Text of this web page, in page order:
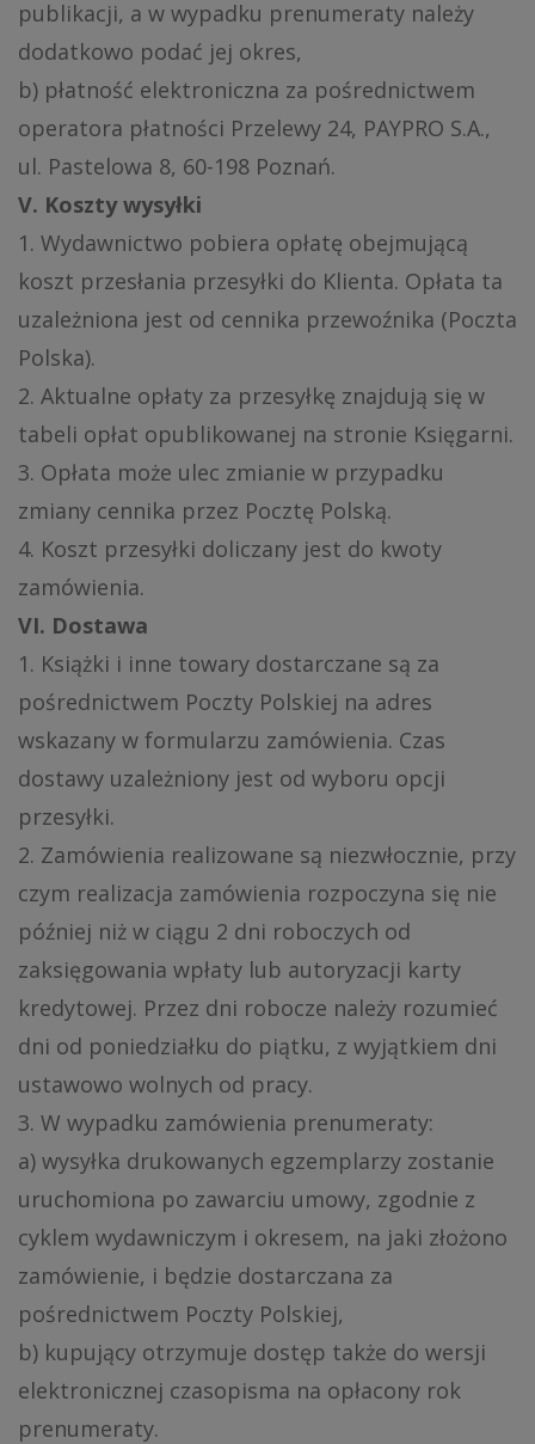
publikacji, a w wypadku prenumeraty należy
dodatkowo podać jej okres,
b) płatność elektroniczna za pośrednictwem
operatora płatności Przelewy 24, PAYPRO S.A.,
ul. Pastelowa 8, 60-198 Poznań.
V. Koszty wysyłki
1. Wydawnictwo pobiera opłatę obejmującą
koszt przesłania przesyłki do Klienta. Opłata ta
uzależniona jest od cennika przewoźnika (Poczta
Polska).
2. Aktualne opłaty za przesyłkę znajdują się w
tabeli opłat opublikowanej na stronie Księgarni.
3. Opłata może ulec zmianie w przypadku
zmiany cennika przez Pocztę Polską.
4. Koszt przesyłki doliczany jest do kwoty
zamówienia.
VI. Dostawa
1. Książki i inne towary dostarczane są za
pośrednictwem Poczty Polskiej na adres
wskazany w formularzu zamówienia. Czas
dostawy uzależniony jest od wyboru opcji
przesyłki.
2. Zamówienia realizowane są niezwłocznie, przy
czym realizacja zamówienia rozpoczyna się nie
później niż w ciągu 2 dni roboczych od
zaksięgowania wpłaty lub autoryzacji karty
kredytowej. Przez dni robocze należy rozumieć
dni od poniedziałku do piątku, z wyjątkiem dni
ustawowo wolnych od pracy.
3. W wypadku zamówienia prenumeraty:
a) wysyłka drukowanych egzemplarzy zostanie
uruchomiona po zawarciu umowy, zgodnie z
cyklem wydawniczym i okresem, na jaki złożono
zamówienie, i będzie dostarczana za
pośrednictwem Poczty Polskiej,
b) kupujący otrzymuje dostęp także do wersji
elektronicznej czasopisma na opłacony rok
prenumeraty.